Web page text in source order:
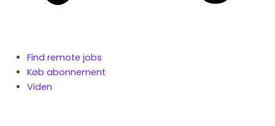
Find remote jobs
Køb abonnement
Viden